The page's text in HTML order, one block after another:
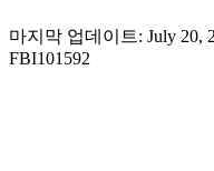
마지막 업데이트: July 20,
FBI101592